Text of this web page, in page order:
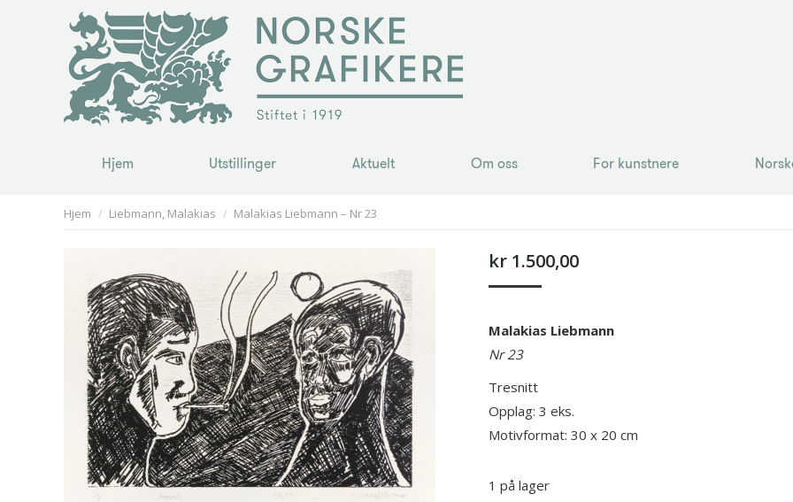
Hjem Utstillinger Aktuelt Om oss For kunstnere
You are here:
Hjem Liebmann, Malakias Malakias Liebmann – Nr 23
kr1.500,00
Malakias Liebmann
Nr 23
Tresnitt
Opplag: 3 eks.
Motivformat: 30 x 20 cm
1 på lager
Hjem Utstillinger Aktuelt